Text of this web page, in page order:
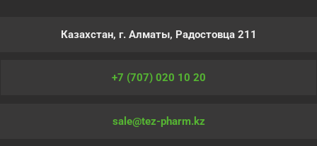
Казахстан, г. Алматы, Радостовца 211
+7 (707) 020 10 20
sale@tez-pharm.kz